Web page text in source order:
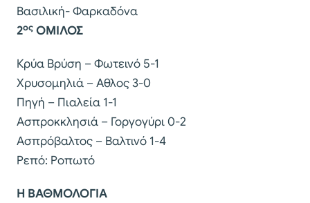
Βασιλική- Φαρκαδόνα
2ος ΟΜΙΛΟΣ
Κρύα Βρύση – Φωτεινό 5-1
Χρυσομηλιά – Αθλος 3-0
Πηγή – Πιαλεία 1-1
Ασπροκκλησιά – Γοργογύρι 0-2
Ασπρόβαλτος – Βαλτινό 1-4
Ρεπό: Ροπωτό
Η ΒΑΘΜΟΛΟΓΙΑ